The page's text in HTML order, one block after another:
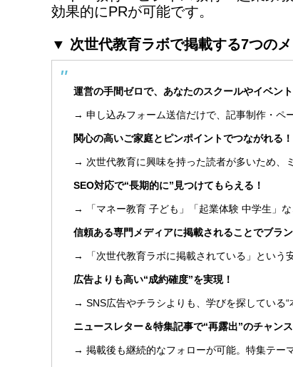
効果的にPRが可能です。
▼ 次世代教育ラボで掲載する7つの
運営の手間ゼロで、あなたのスクールやイベント
→ 申し込みフォーム送信だけで、記事制作・ペ
関心の高いご家庭とピンポイントでつながれる！
→ 次世代教育に興味を持った読者が多いため、
SEO対応で“長期的に”見つけてもらえる！
→ 「マネー教育 子ども」「起業体験 中学生」
信頼ある専門メディアに掲載されることでブラン
→ 「次世代教育ラボに掲載されている」という
広告よりも高い“成約確度”を実現！
→ SNS広告やチラシよりも、学びを探している“
ニュースレター＆特集記事で“再露出”のチャンス
→ 掲載後も継続的なフォローが可能。特集テー